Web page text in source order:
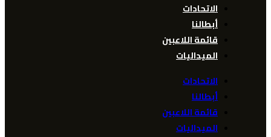
الاتحادات
أبطالنا
قائمة اللاعبين
الميداليات
الاتحادات
أبطالنا
قائمة اللاعبين
الميداليات